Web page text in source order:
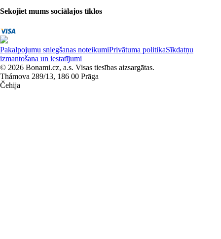
Sekojiet mums sociālajos tīklos
Pakalpojumu sniegšanas noteikumiPrivātuma politikaSīkdatņu
izmantošana un iestatījumi
© 2026 Bonami.cz, a.s. Visas tiesības aizsargātas.
Thámova 289/13, 186 00 Prāga
Čehija